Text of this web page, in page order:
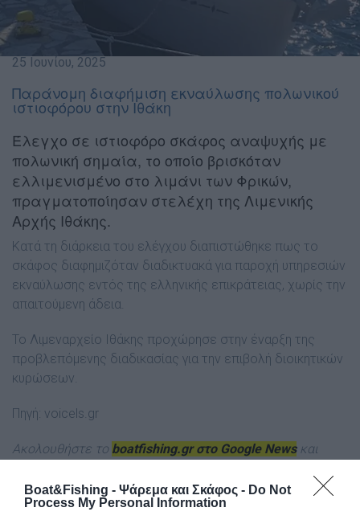
Boat&Fishing - Ψάρεμα και Σκάφος - Do Not
Process My Personal Information
25 Ιουνίου, 2025
Παράνομη διαφήμιση εκναύλωσης πολωνικού
ιστιοφόρου στην Ιθάκη
Έλεγχο σε ιστιοφόρο σκάφος αναψυχής με
πολωνική σημαία, το οποίο βρισκόταν
ελλιμενισμένο στο λιμάνι των Φρικών,
πραγματοποίησαν στελέχη της Λιμενικής
Αρχής Ιθάκης.
Κατά τη διάρκεια του ελέγχου διαπιστώθηκε πως το
σκάφος διαφημιζόταν διαδικτυακά για παροχή υπηρεσιών
εκναύλωσης εντός της ελληνικής επικράτειας, χωρίς την
απαιτούμενη άδεια.
Το Λιμεναρχείο Ιθάκης προχώρησε στην έναρξη της
προβλεπόμενης διαδικασίας για την επιβολή διοικητικών
κυρώσεων.
Πηγή: voicels.gr
Ακολουθήστε το boatfishing.gr στο Google Newsκαι
σκάφος, το ψάρεμα και την κατάδυση από την Ελλάδα και
τον κόσμο.